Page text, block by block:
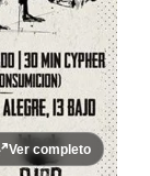
Ver completo